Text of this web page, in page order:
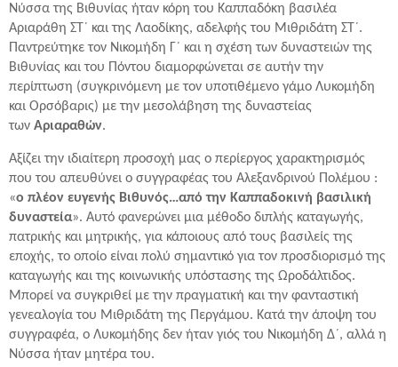
Νύσσα της Βιθυνίας ήταν κόρη του Καππαδόκη βασιλέα
Αριαράθη ΣΤ´ και της Λαοδίκης, αδελφής του Μιθριδάτη ΣΤ´.
Παντρεύτηκε τον Νικομήδη Γ´ και η σχέση των δυναστειών της
Βιθυνίας και του Πόντου διαμορφώνεται σε αυτήν την
περίπτωση (συγκρινόμενη με τον υποτιθέμενο γάμο Λυκομήδη
και Ορσόβαρις) με την μεσολάβηση της δυναστείας
των Αριαραθών.
Αξίζει την ιδιαίτερη προσοχή μας ο περίεργος χαρακτηρισμός
που του απευθύνει ο συγγραφέας του Αλεξανδρινού Πολέμου :
«ο πλέον ευγενής Βιθυνός…από την Καππαδοκινή βασιλική
δυναστεία». Αυτό φανερώνει μια μέθοδο διπλής καταγωγής,
πατρικής και μητρικής, για κάποιους από τους βασιλείς της
εποχής, το οποίο είναι πολύ σημαντικό για τον προσδιορισμό της
καταγωγής και της κοινωνικής υπόστασης της Ωροδάλτιδος.
Μπορεί να συγκριθεί με την πραγματική και την φανταστική
γενεαλογία του Μιθριδάτη της Περγάμου. Κατά την άποψη του
συγγραφέα, ο Λυκομήδης δεν ήταν γιός του Νικομήδη Δ´, αλλά η
Νύσσα ήταν μητέρα του.